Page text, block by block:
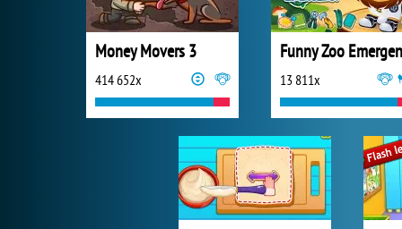
Money Movers 3
414 652x 13 811x